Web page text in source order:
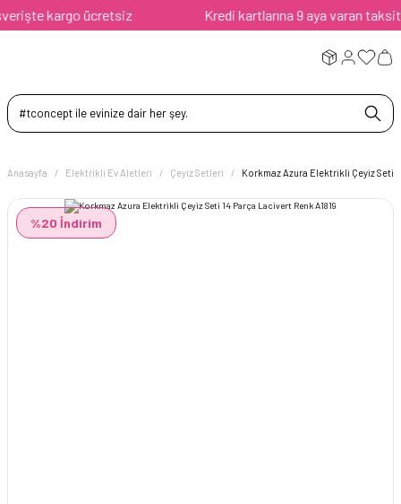
kargo ücretsiz Kredi kartlarına 9 aya varan taksit
Anasayfa Elektrikli Ev Aletleri Çeyiz Setleri Korkmaz Azura Elektrikli Çeyiz Seti
%20 İndirim